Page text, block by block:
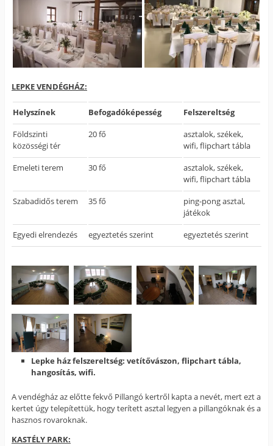
LEPKE VENDÉGHÁZ:
Helyszínek Befogadóképesség
Felszereltség
Földszinti
közösségi tér
20 fő
asztalok, székek,
wifi, flipchart tábla
Emeleti terem
30 fő
asztalok, székek,
wifi, flipchart tábla
Szabadidős terem
35 fő
ping-pong asztal,
játékok
Egyedi elrendezés
egyeztetés szerint egyeztetés szerint
Lepke ház felszereltség: vetítővászon, flipchart tábla,
hangosítás, wifi.
A vendégház az előtte fekvő Pillangó kertről kapta a nevét, mert ezt a
kertet úgy telepítettük, hogy terített asztal legyen a pillangóknak és a
hasznos rovaroknak.
KASTÉLY PARK: